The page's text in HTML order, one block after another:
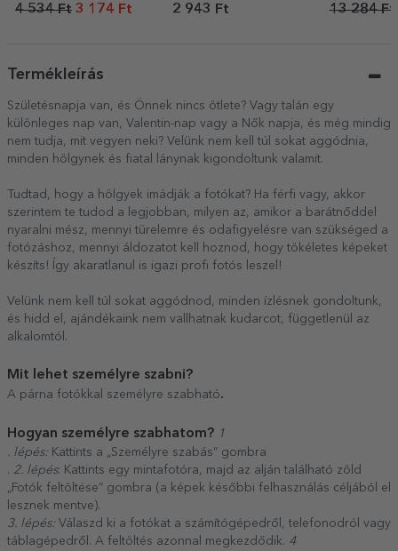
pohártartó szett –
4 534 Ft 3 174 Ft
a saját grafikáddal
2 943 Ft 13 284 Ft
Termékleírás
Születésnapja van, és Önnek nincs ötlete? Vagy talán egy
különleges nap van, Valentin-nap vagy a Nők napja, és még mindig
nem tudja, mit vegyen neki? Velünk nem kell túl sokat aggódnia,
minden hölgynek és fiatal lánynak kigondoltunk valamit.
Tudtad, hogy a hölgyek imádják a fotókat? Ha férfi vagy, akkor
szerintem te tudod a legjobban, milyen az, amikor a barátnőddel
nyaralni mész, mennyi türelemre és odafigyelésre van szükséged a
fotózáshoz, mennyi áldozatot kell hoznod, hogy tökéletes képeket
készíts! Így akaratlanul is igazi profi fotós leszel!
Velünk nem kell túl sokat aggódnod, minden ízlésnek gondoltunk,
és hidd el, ajándékaink nem vallhatnak kudarcot, függetlenül az
alkalomtól.
Mit lehet személyre szabni?
A párna fotókkal személyre szabható.
Hogyan személyre szabhatom? 1
. lépés: Kattints a „Személyre szabás” gombra
. 2. lépés: Kattints egy mintafotóra, majd az alján található zöld
„Fotók feltöltése” gombra (a képek későbbi felhasználás céljából el
lesznek mentve).
3. lépés: Válaszd ki a fotókat a számítógépedről, telefonodról vagy
táblagépedről. A feltöltés azonnal megkezdődik. 4